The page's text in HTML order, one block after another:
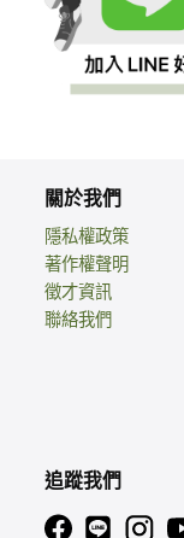
關於我們
隱私權政策
著作權聲明
徵才資訊
聯絡我們
追蹤我們